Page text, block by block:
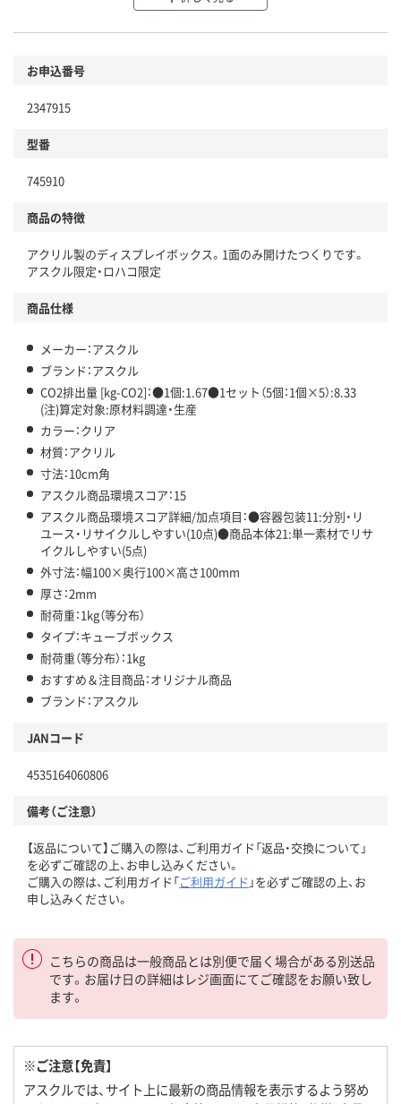
本体
仕組
この商品の環境配慮ポイントです。下記商品詳細「
アスクル商品環境スコア詳細／加点項目
お申込番号
2347915
型番
745910
商品の特徴
アクリル製のディスプレイボックス。1面のみ開けたつくりです。
アスクル限定・ロハコ限定
商品仕様
メーカー：アスクル
ブランド：アスクル
CO2排出量 [kg-CO2]：●1個:1.67●1セット（5個：1個×5）:8.33
(注)算定対象:原材料調達・生産
カラー：クリア
材質：アクリル
寸法：10cm角
アスクル商品環境スコア：15
アスクル商品環境スコア詳細/加点項目：●容器包装11:分別・リ
ユース・リサイクルしやすい(10点)●商品本体21:単一素材でリサ
イクルしやすい(5点)
外寸法：幅100×奥行100×高さ100mm
厚さ：2mm
耐荷重：1kg（等分布）
タイプ：キューブボックス
耐荷重（等分布）：1kg
おすすめ＆注目商品：オリジナル商品
ブランド：アスクル
JANコード
4535164060806
備考（ご注意）
【返品について】ご購入の際は、ご利用ガイド「返品・交換について」
を必ずご確認の上、お申し込みください。
ご購入の際は、ご利用ガイド「ご利用ガイド 」を必ずご確認の上、お
申し込みください。
こちらの商品は一般商品とは別便で届く場合がある別送品
です。お届け日の詳細はレジ画面にてご確認をお願い致し
ます。
※ご注意【免責】
アスクルでは、サイト上に最新の商品情報を表示するよう努め